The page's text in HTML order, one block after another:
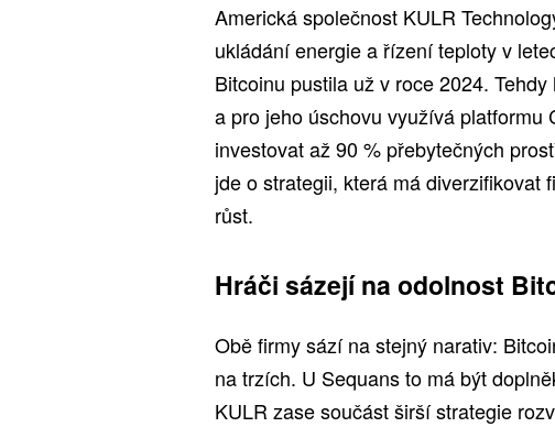
Americká společnost KULR
ukládání energie a řízení teploty v
Bitcoinu pustila už v roce 2024.
a pro jeho úschovu využívá platformu
investovat až 90 % přebytečných
jde o strategii, která má diverzifikovat
růst.
Hráči sázejí na odolnost
Obě firmy sází na stejný narativ:
na trzích. U Sequans to má být
KULR zase součást širší strategie